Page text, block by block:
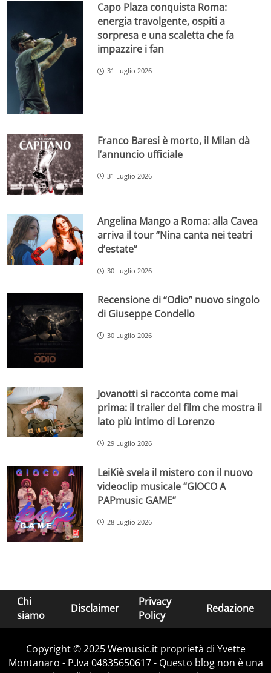
Capo Plaza conquista Roma:
energia travolgente, ospiti a
sorpresa e una scaletta che fa
impazzire i fan
31 Luglio 2026
Franco Baresi è morto, il Milan dà
l’annuncio ufficiale
31 Luglio 2026
Angelina Mango a Roma: alla Cavea
arriva il tour “Nina canta nei teatri
d’estate”
30 Luglio 2026
Recensione di “Odio” nuovo singolo
di Giuseppe Condello
30 Luglio 2026
Jovanotti si racconta come mai
prima: il trailer del film che mostra il
lato più intimo di Lorenzo
29 Luglio 2026
LeiKiè svela il mistero con il nuovo
videoclip musicale “GIOCO A
PAPmusic GAME”
28 Luglio 2026
Chi
siamo
Disclaimer
Privacy
Policy
Redazione
Copyright © 2025 Wemusic.it proprietà di Yvette
Montanaro - P.Iva 04835650617 - Questo blog non è una